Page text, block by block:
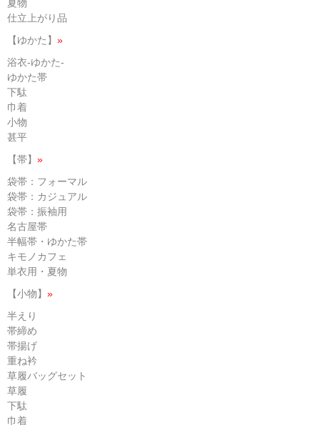
夏物
仕立上がり品
【ゆかた】 »
浴衣-ゆかた-
ゆかた帯
下駄
巾着
小物
甚平
【帯】 »
袋帯：フォーマル
袋帯：カジュアル
袋帯：振袖用
名古屋帯
半幅帯・ゆかた帯
キモノカフェ
単衣用・夏物
【小物】 »
半えり
帯締め
帯揚げ
重ね衿
草履バッグセット
草履
下駄
巾着